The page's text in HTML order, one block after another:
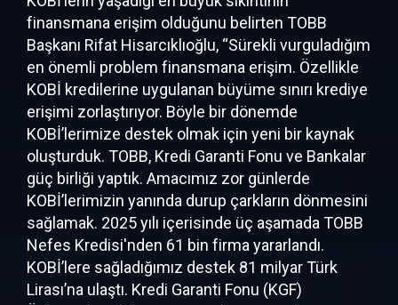
finansmana erişim olduğunu belirten TOBB
Başkanı Rifat Hisarcıklıoğlu, “Sürekli vurguladığım
en önemli problem finansmana erişim. Özellikle
KOBİ kredilerine uygulanan büyüme sınırı krediye
erişimi zorlaştırıyor. Böyle bir dönemde
KOBİ’lerimize destek olmak için yeni bir kaynak
oluşturduk. TOBB, Kredi Garanti Fonu ve Bankalar
güç birliği yaptık. Amacımız zor günlerde
KOBİ’lerimizin yanında durup çarkların dönmesini
sağlamak. 2025 yılı içerisinde üç aşamada TOBB
Nefes Kredisi'nden 61 bin firma yararlandı.
KOBİ’lere sağladığımız destek 81 milyar Türk
Lirası’na ulaştı. Kredi Garanti Fonu (KGF)